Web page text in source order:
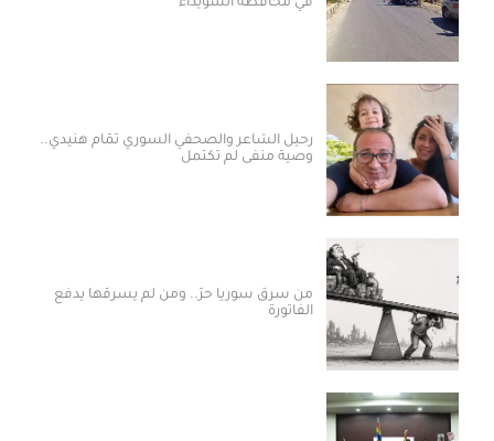
في محافظة السويداء
رحيل الشاعر والصحفي السوري تمّام هنيدي..
وصية منفى لم تكتمل
من سرق سوريا حرّ.. ومن لم يسرقها يدفع
الفاتورة